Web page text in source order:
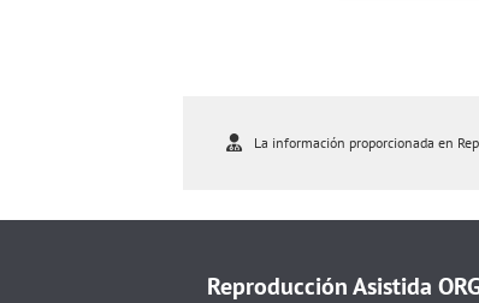
La información proporcionada en
Reproducción Asistida